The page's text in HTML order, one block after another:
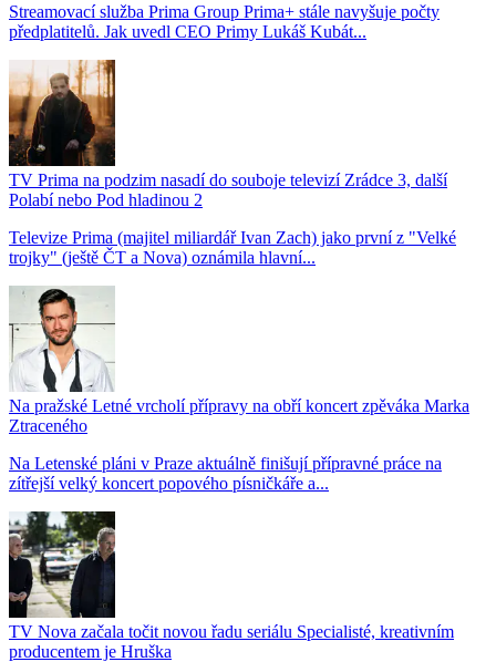
Streamovací služba Prima Group Prima+ stále navyšuje počty
předplatitelů. Jak uvedl CEO Primy Lukáš Kubát...
TV Prima na podzim nasadí do souboje televizí Zrádce 3, další
Polabí nebo Pod hladinou 2
Televize Prima (majitel miliardář Ivan Zach) jako první z "Velké
trojky" (ještě ČT a Nova) oznámila hlavní...
Na pražské Letné vrcholí přípravy na obří koncert zpěváka Marka
Ztraceného
Na Letenské pláni v Praze aktuálně finišují přípravné práce na
zítřejší velký koncert popového písničkáře a...
TV Nova začala točit novou řadu seriálu Specialisté, kreativním
producentem je Hruška